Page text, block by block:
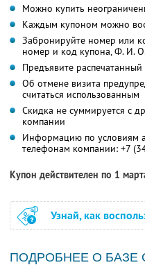
Можно купить
Каждым купоном можно
Забронируйте номер или
номер и код купона,Ф. И.
Предъявите
Об отмене визита
считаться использованным
Скидка не суммируется с
компании
Информацию по условиям
телефонам компании: +7
Купон действителен по 1
Узнай, как
ПОДРОБНЕЕ О БАЗЕ